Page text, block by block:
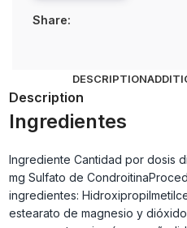
Share:
DESCRIPTION
Description
Ingredientes
Ingrediente Cantidad por dosis
mg Sulfato de
ingredientes:
estearato de magnesio y